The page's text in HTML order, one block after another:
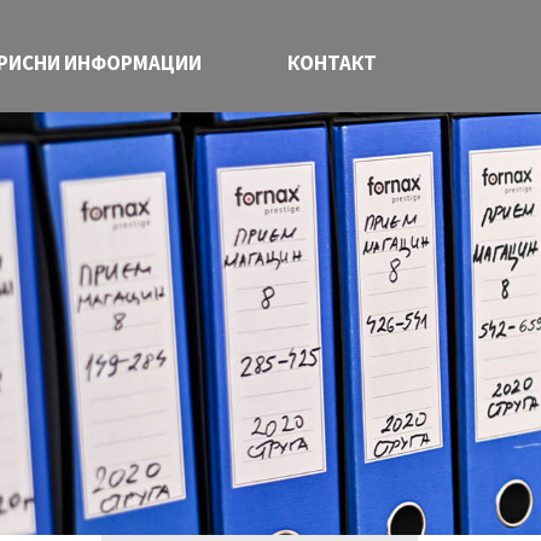
ИНФОРМАЦИИ КОНТАКТ